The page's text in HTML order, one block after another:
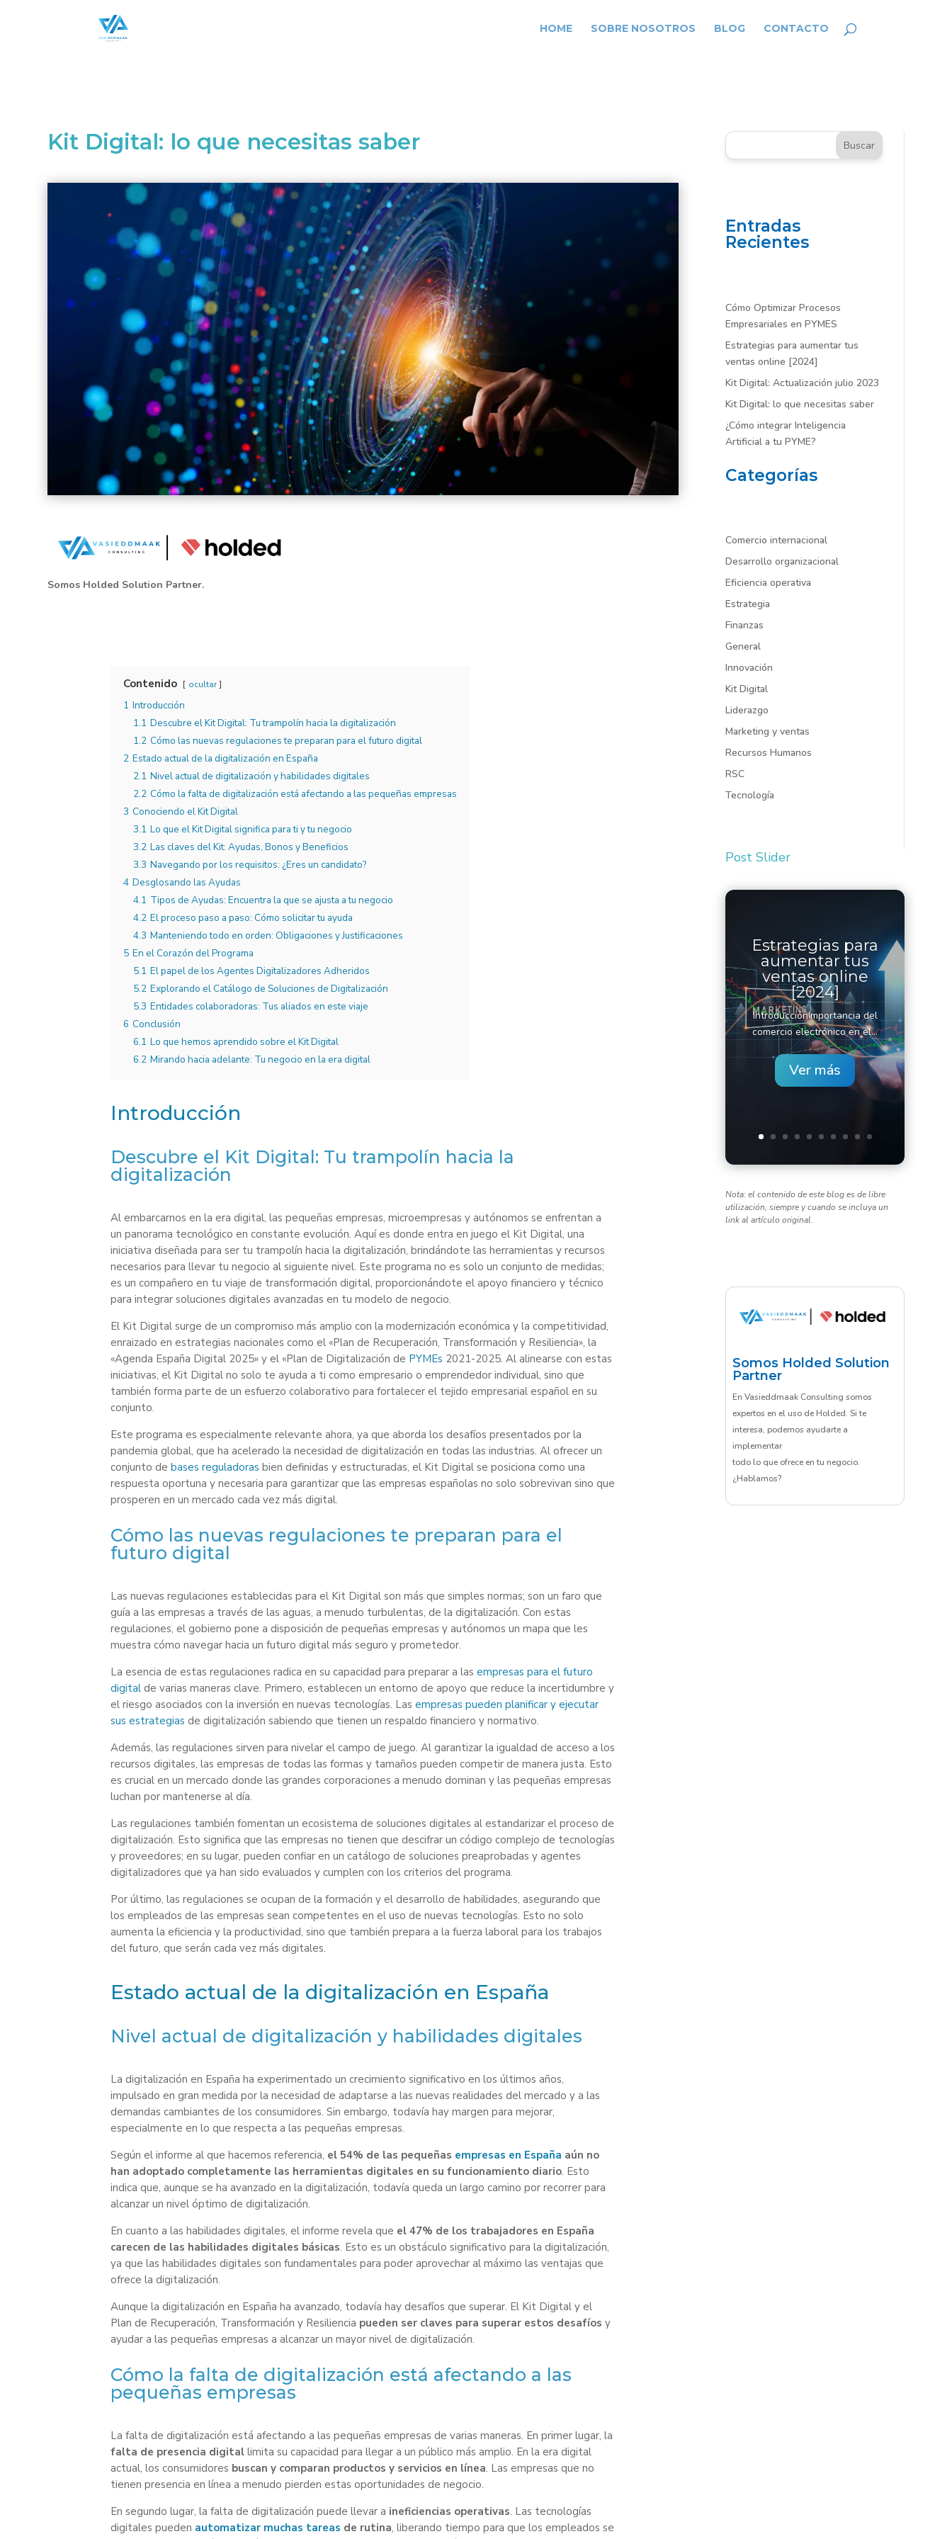
HOME SOBRE NOSOTROS BLOG CONTACTO
Kit Digital: lo que necesitas saber
Somos Holded Solution Partner.
Contenido ocultar
1 Introducción
1.1 Descubre el Kit Digital: Tu trampolín hacia la digitalización
1.2 Cómo las nuevas regulaciones te preparan para el futuro digital
2 Estado actual de la digitalización en España
2.1 Nivel actual de digitalización y habilidades digitales
2.2 Cómo la falta de digitalización está afectando a las pequeñas empresas
3 Conociendo el Kit Digital
3.1 Lo que el Kit Digital significa para ti y tu negocio
3.2 Las claves del Kit: Ayudas, Bonos y Beneficios
3.3 Navegando por los requisitos: ¿Eres un candidato?
4 Desglosando las Ayudas
4.1 Tipos de Ayudas: Encuentra la que se ajusta a tu negocio
4.2 El proceso paso a paso: Cómo solicitar tu ayuda
4.3 Manteniendo todo en orden: Obligaciones y Justificaciones
5 En el Corazón del Programa
5.1 El papel de los Agentes Digitalizadores Adheridos
5.2 Explorando el Catálogo de Soluciones de Digitalización
5.3 Entidades colaboradoras: Tus aliados en este viaje
6 Conclusión
6.1 Lo que hemos aprendido sobre el Kit Digital
6.2 Mirando hacia adelante: Tu negocio en la era digital
Introducción
Descubre el Kit Digital: Tu trampolín hacia la
digitalización
Al embarcarnos en la era digital, las pequeñas empresas, microempresas y autónomos se enfrentan a
un panorama tecnológico en constante evolución. Aquí es donde entra en juego el Kit Digital, una
iniciativa diseñada para ser tu trampolín hacia la digitalización, brindándote las herramientas y recursos
necesarios para llevar tu negocio al siguiente nivel. Este programa no es solo un conjunto de medidas;
es un compañero en tu viaje de transformación digital, proporcionándote el apoyo financiero y técnico
para integrar soluciones digitales avanzadas en tu modelo de negocio.
El Kit Digital surge de un compromiso más amplio con la modernización económica y la competitividad,
enraizado en estrategias nacionales como el «Plan de Recuperación, Transformación y Resiliencia», la
«Agenda España Digital 2025» y el «Plan de Digitalización de PYMEs 2021-2025. Al alinearse con estas
iniciativas, el Kit Digital no solo te ayuda a ti como empresario o emprendedor individual, sino que
también forma parte de un esfuerzo colaborativo para fortalecer el tejido empresarial español en su
conjunto.
Este programa es especialmente relevante ahora, ya que aborda los desafíos presentados por la
pandemia global, que ha acelerado la necesidad de digitalización en todas las industrias. Al ofrecer un
conjunto debases reguladoras bien definidas y estructuradas, el Kit Digital se posiciona como una
respuesta oportuna y necesaria para garantizar que las empresas españolas no solo sobrevivan sino que
prosperen en un mercado cada vez más digital.
Cómo las nuevas regulaciones te preparan para el
futuro digital
Las nuevas regulaciones establecidas para el Kit Digital son más que simples normas; son un faro que
guía a las empresas a través de las aguas, a menudo turbulentas, de la digitalización. Con estas
regulaciones, el gobierno pone a disposición de pequeñas empresas y autónomos un mapa que les
muestra cómo navegar hacia un futuro digital más seguro y prometedor.
La esencia de estas regulaciones radica en su capacidad para preparar a lasempresas para el futuro
digital de varias maneras clave. Primero, establecen un entorno de apoyo que reduce la incertidumbre y
el riesgo asociados con la inversión en nuevas tecnologías. Lasempresas pueden planificar y ejecutar
sus estrategias de digitalización sabiendo que tienen un respaldo financiero y normativo.
Además, las regulaciones sirven para nivelar el campo de juego. Al garantizar la igualdad de acceso a los
recursos digitales, las empresas de todas las formas y tamaños pueden competir de manera justa. Esto
es crucial en un mercado donde las grandes corporaciones a menudo dominan y las pequeñas empresas
luchan por mantenerse al día.
Las regulaciones también fomentan un ecosistema de soluciones digitales al estandarizar el proceso de
digitalización. Esto significa que las empresas no tienen que descifrar un código complejo de tecnologías
y proveedores; en su lugar, pueden confiar en un catálogo de soluciones preaprobadas y agentes
digitalizadores que ya han sido evaluados y cumplen con los criterios del programa.
Por último, las regulaciones se ocupan de la formación y el desarrollo de habilidades, asegurando que
los empleados de las empresas sean competentes en el uso de nuevas tecnologías. Esto no solo
aumenta la eficiencia y la productividad, sino que también prepara a la fuerza laboral para los trabajos
del futuro, que serán cada vez más digitales.
Estado actual de la digitalización en España
Nivel actual de digitalización y habilidades digitales
La digitalización en España ha experimentado un crecimiento significativo en los últimos años,
impulsado en gran medida por la necesidad de adaptarse a las nuevas realidades del mercado y a las
demandas cambiantes de los consumidores. Sin embargo, todavía hay margen para mejorar,
especialmente en lo que respecta a las pequeñas empresas.
Según el informe al que hacemos referencia, el 54% de las pequeñas empresas en España aún no
han adoptado completamente las herramientas digitales en su funcionamiento diario. Esto
indica que, aunque se ha avanzado en la digitalización, todavía queda un largo camino por recorrer para
alcanzar un nivel óptimo de digitalización.
En cuanto a las habilidades digitales, el informe revela que el 47% de los trabajadores en España
carecen de las habilidades digitales básicas. Esto es un obstáculo significativo para la digitalización,
ya que las habilidades digitales son fundamentales para poder aprovechar al máximo las ventajas que
ofrece la digitalización.
Aunque la digitalización en España ha avanzado, todavía hay desafíos que superar. El Kit Digital y el
Plan de Recuperación, Transformación y Resiliencia pueden ser claves para superar estos desafíos y
ayudar a las pequeñas empresas a alcanzar un mayor nivel de digitalización.
Cómo la falta de digitalización está afectando a las
pequeñas empresas
La falta de digitalización está afectando a las pequeñas empresas de varias maneras. En primer lugar, la
falta de presencia digital limita su capacidad para llegar a un público más amplio. En la era digital
actual, los consumidores buscan y comparan productos y servicios en línea. Las empresas que no
tienen presencia en línea a menudo pierden estas oportunidades de negocio.
En segundo lugar, la falta de digitalización puede llevar a ineficiencias operativas. Las tecnologías
digitales pueden automatizar muchas tareas de rutina, liberando tiempo para que los empleados se
Buscar
Entradas
Recientes
Cómo Optimizar Procesos
Empresariales en PYMES
Estrategias para aumentar tus
ventas online [2024]
Kit Digital: Actualización julio 2023
Kit Digital: lo que necesitas saber
¿Cómo integrar Inteligencia
Artificial a tu PYME?
Categorías
Comercio internacional
Desarrollo organizacional
Eficiencia operativa
Estrategia
Finanzas
General
Innovación
Kit Digital
Liderazgo
Marketing y ventas
Recursos Humanos
RSC
Tecnología
Post Slider
Estrategias para
aumentar tus
ventas online
[2024]
IntroducciónImportancia del
comercio electrónico en el...
Ver más
Nota: el contenido de este blog es de libre
utilización, siempre y cuando se incluya un
link al artículo original.
Somos Holded Solution
Partner
En Vasieddmaak Consulting somos
expertos en el uso de Holded. Si te
interesa, podemos ayudarte a
implementar
todo lo que ofrece en tu negocio.
¿Hablamos?